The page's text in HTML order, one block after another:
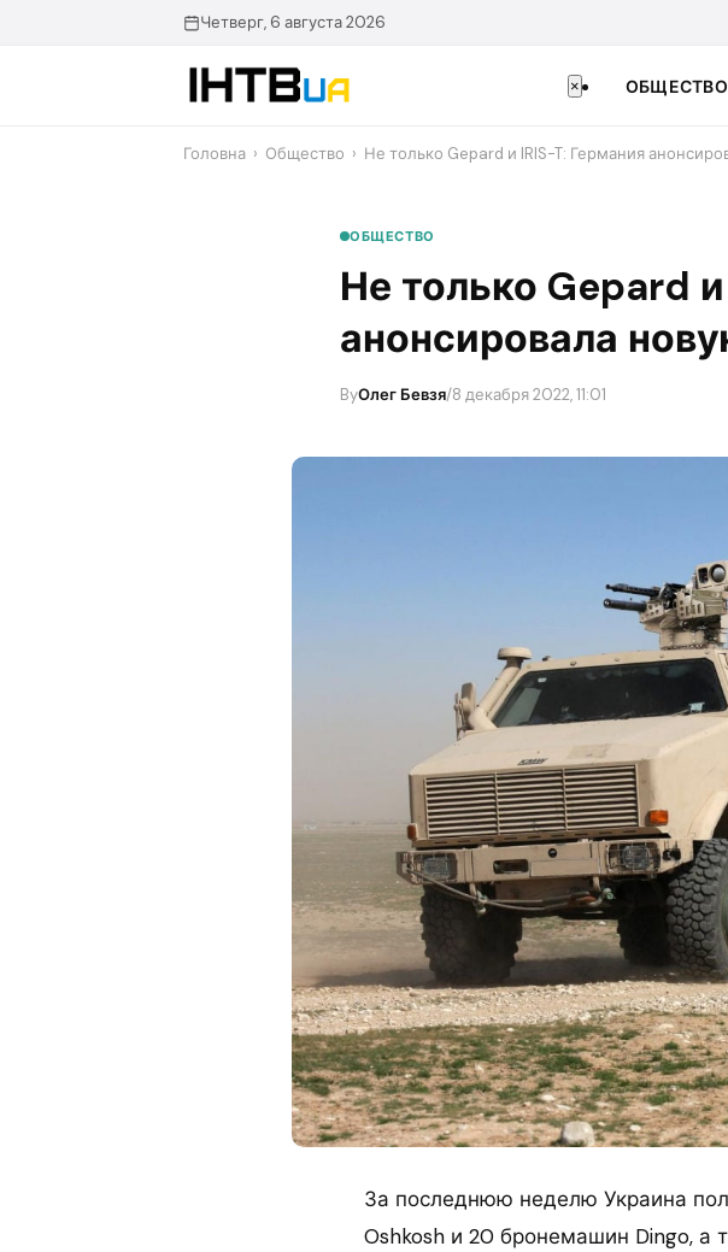
Четверг, 6 августа 2026
× ОБЩЕСТВО
Головна › Общество › ​Не только Gepard и IRIS-T: Германия
ОБЩЕСТВО
​Не только Gepard
анонсировала
ByОлег Бевзя/8 декабря 2022, 11:01
За последнюю неделю Украина
Oshkosh и 20 бронемашин Dingo, а